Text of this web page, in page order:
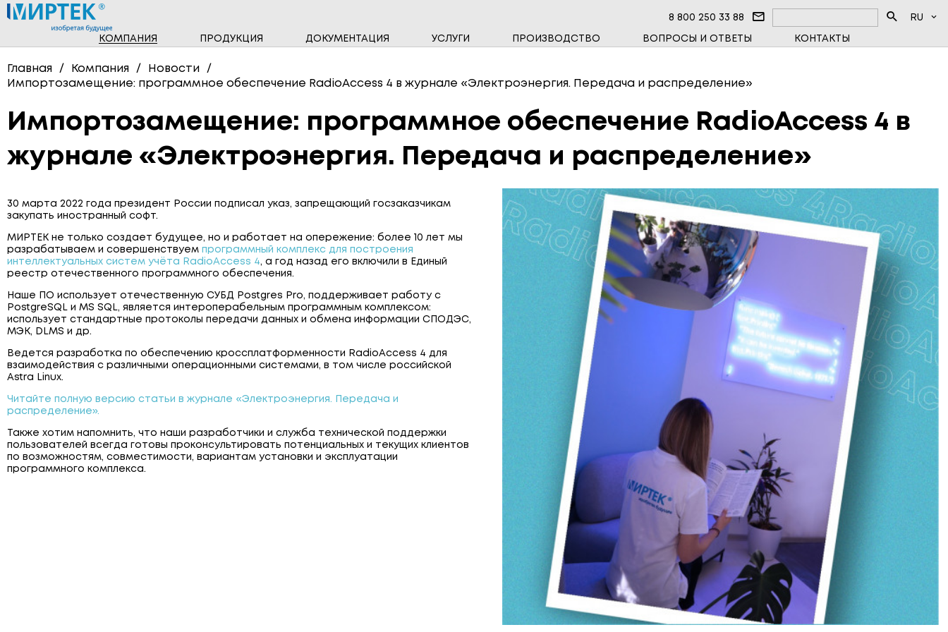
8 800 250 33 88 RU
КОМПАНИЯ
НОВОСТИ
ПРОДУКЦИЯ
ПРОГРАММНОЕ ОБЕСПЕЧЕНИЕ
ТРЁХФАЗНЫЕ СЧЁТЧИКИ СЧЁТЧИКИ ВОДЫ СЧЁТЧИКИ ТЕПЛА
СЧЁТЧИКИ ГАЗА СИСТЕМЫ ПЕРЕДАЧИ ДАННЫХ ЩИТОВОЕ ОБОРУДОВАНИЕ
ПОВЕРОЧНЫЕ УСТАНОВКИ
ДОКУМЕНТАЦИЯ УСЛУГИ ПРОИЗВОДСТВО ВОПРОСЫ И ОТВЕТЫ КОНТАКТЫ
Главная Компания
Новости
Импортозамещение: программное обеспечение RadioAccess 4 в журнале «Электроэнергия. Передача и распределение»
Импортозамещение: программное обеспечение RadioAccess 4 в
журнале «Электроэнергия. Передача и распределение»
30 марта 2022 года президент России подписал указ, запрещающий госзаказчикам
закупать иностранный софт.
МИРТЕК не только создает будущее, но и работает на опережение: более 10 лет мы
разрабатываем и совершенствуем программный комплекс для построения
интеллектуальных систем учёта RadioAccess 4, а год назад его включили в Единый
реестр отечественного программного обеспечения.
Наше ПО использует отечественную СУБД Postgres Pro, поддерживает работу с
PostgreSQL и MS SQL, является интероперабельным программным комплексом:
использует стандартные протоколы передачи данных и обмена информации СПОДЭС,
МЭК, DLMS и др.
Ведется разработка по обеспечению кроссплатформенности RadioAccess 4 для
взаимодействия с различными операционными системами, в том числе российской
Astra Linux.
Читайте полную версию статьи в журнале «Электроэнергия. Передача и
распределение».
Также хотим напомнить, что наши разработчики и служба технической поддержки
пользователей всегда готовы проконсультировать потенциальных и текущих клиентов
по возможностям, совместимости, вариантам установки и эксплуатации
программного комплекса.